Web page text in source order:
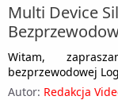
Multi Device
Witam,
bezprzewodowej
Autor: Redakcja